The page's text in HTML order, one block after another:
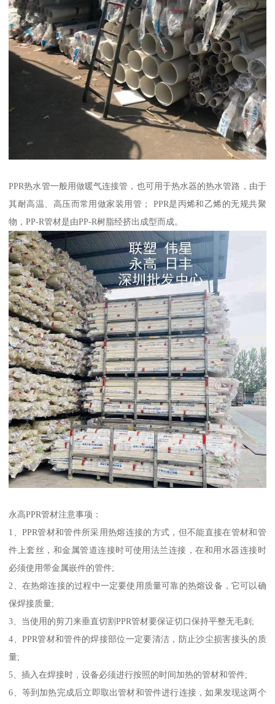
PPR热水管一般用做暖气连接管，也可用于热水器的热水管路，由于
其耐高温、高压而常用做家装用管； PPR是丙烯和乙烯的无规共聚
物，PP-R管材是由PP-R树脂经挤出成型而成。
永高PPR管材注意事项：
1、PPR管材和管件所采用热熔连接的方式，但不能直接在管材和管
件上套丝，和金属管道连接时可使用法兰连接，在和用水器连接时
必须使用带金属嵌件的管件;
2、在热熔连接的过程中一定要使用质量可靠的热熔设备，它可以确
保焊接质量;
3、当使用的剪刀来垂直切割PPR管材要保证切口保持平整无毛刺;
4、PPR管材和管件的焊接部位一定要清洁，防止沙尘损害接头的质
量;
5、插入在焊接时，设备必须进行按照的时间加热的管材和管件;
6、等到加热完成后立即取出管材和管件进行连接，如果发现这两个